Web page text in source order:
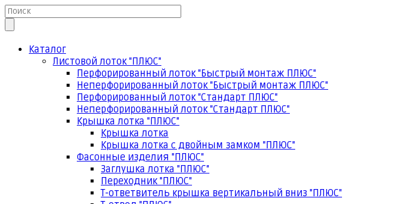
Каталог
Листовой лоток "ПЛЮС"
Перфорированный лоток "Быстрый монтаж ПЛЮС"
Неперфорированный лоток "Быстрый монтаж ПЛЮС"
Перфорированный лоток "Стандарт ПЛЮС"
Неперфорированный лоток "Стандарт ПЛЮС"
Крышка лотка "ПЛЮС"
Крышка лотка
Крышка лотка с двойным замком "ПЛЮС"
Фасонные изделия "ПЛЮС"
Заглушка лотка "ПЛЮС"
Переходник "ПЛЮС"
Т-ответвитель крышка вертикальный вниз "ПЛЮС"